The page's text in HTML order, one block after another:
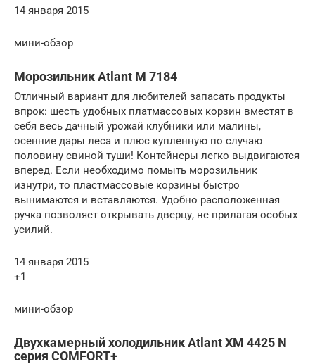
14 января 2015
мини-обзор
Морозильник Atlant M 7184
Отличный вариант для любителей запасать продукты
впрок: шесть удобных платмассовых корзин вместят в
себя весь дачный урожай клубники или малины,
осенние дары леса и плюс купленную по случаю
половину свиной туши! Контейнеры легко выдвигаются
вперед. Если необходимо помыть морозильник
изнутри, то пластмассовые корзины быстро
вынимаются и вставляются. Удобно расположенная
ручка позволяет открывать дверцу, не прилагая особых
усилий.
14 января 2015
+1
мини-обзор
Двухкамерный холодильник Atlant XM 4425 N
серия COMFORT+